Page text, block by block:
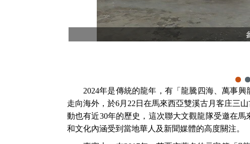
2024年是傳統的龍年，有「龍騰四海、萬事
走向海外，於6月 22 日在馬來西亞雙溪古月客庄三
動也有近30年的歷史，這次聯大文觀龍隊受邀在馬
和文化內涵受到當地華人及新聞媒體的高度關注。